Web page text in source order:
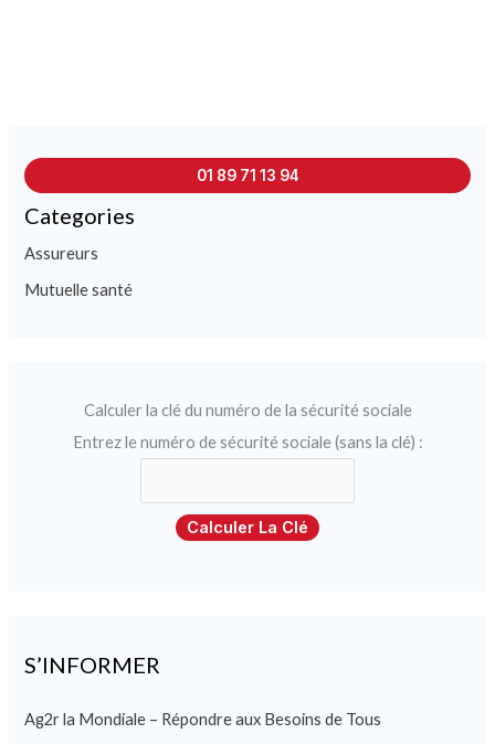
01 89 71 13 94
Categories
Assureurs
Mutuelle santé
Calculer la clé du numéro de la sécurité sociale
Entrez le numéro de sécurité sociale (sans la clé) :
Calculer La Clé
S’INFORMER
Ag2r la Mondiale – Répondre aux Besoins de Tous